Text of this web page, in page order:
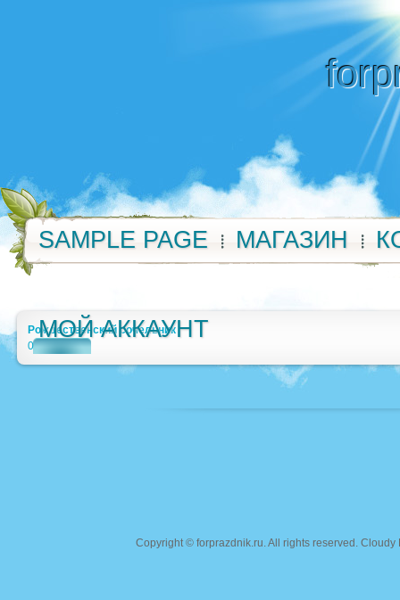
SAMPLE PAGE МАГАЗИН
МОЙ АККАУНТ
Рождественский сочельник
0
Copyright © forprazdnik.ru. All rights reserved.